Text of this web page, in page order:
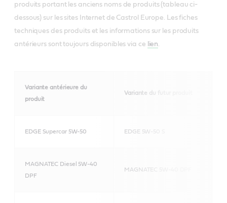
produits portant les anciens noms de produits (tableau ci-
dessous) sur les sites Internet de Castrol Europe. Les fiches
techniques des produits et les informations sur les produits
antérieurs sont toujours disponibles via ce lien
Variante antérieure du
produit
Variante du futur produit
EDGE Supercar 5W-50 EDGE 5W-50 S
MAGNATEC Diesel 5W-40
DPF
MAGNATEC 5W-40 DPF